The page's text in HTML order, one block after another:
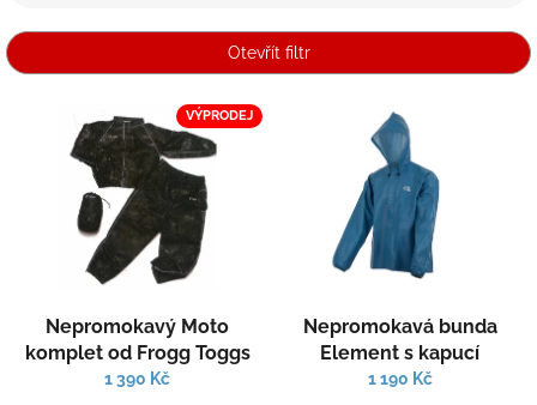
p
r
Otevřít filtr
VÝPRODEJ
Nepromokavý Moto
komplet od Frogg Toggs
1 390 Kč
Nepromokavá bunda
Element s kapucí
1 190 Kč